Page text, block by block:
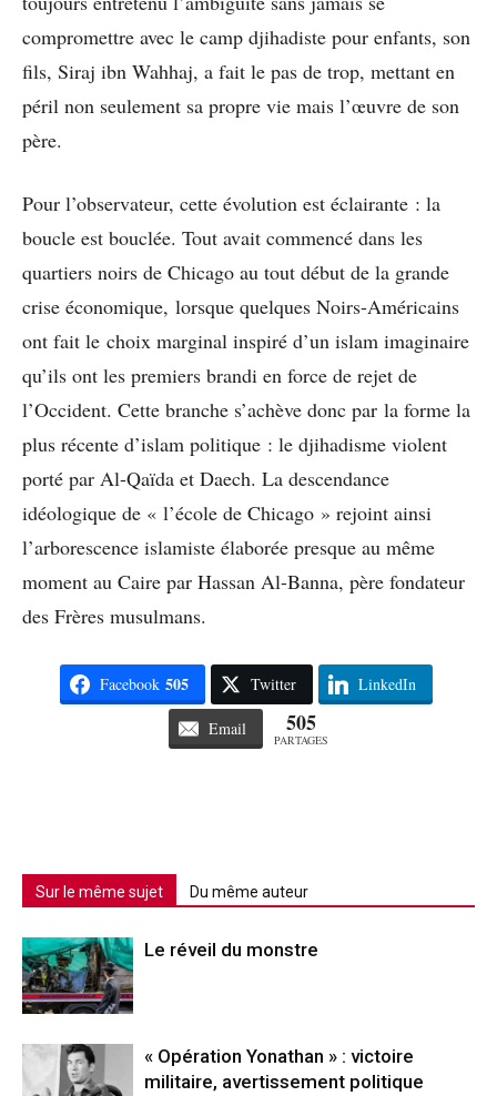
compromettre avec le camp djihadiste pour enfants, son
fils, Siraj ibn Wahhaj, a fait le pas de trop, mettant en
péril non seulement sa propre vie mais l’œuvre de son
père.
Pour l’observateur, cette évolution est éclairante : la
boucle est bouclée. Tout avait commencé dans les
quartiers noirs de Chicago au tout début de la grande
crise économique, lorsque quelques Noirs-Américains
ont fait le choix marginal inspiré d’un islam imaginaire
qu’ils ont les premiers brandi en force de rejet de
l’Occident. Cette branche s’achève donc par la forme la
plus récente d’islam politique : le djihadisme violent
porté par Al-Qaïda et Daech. La descendance
idéologique de « l’école de Chicago » rejoint ainsi
l’arborescence islamiste élaborée presque au même
moment au Caire par Hassan Al-Banna, père fondateur
des Frères musulmans.
Facebook 505 Twitter LinkedIn
Email 505
PARTAGES
Sur le même sujet Du même auteur
Le réveil du monstre
« Opération Yonathan » : victoire
militaire, avertissement politique